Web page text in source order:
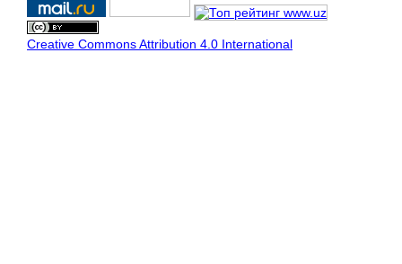
Creative Commons Attribution 4.0 International